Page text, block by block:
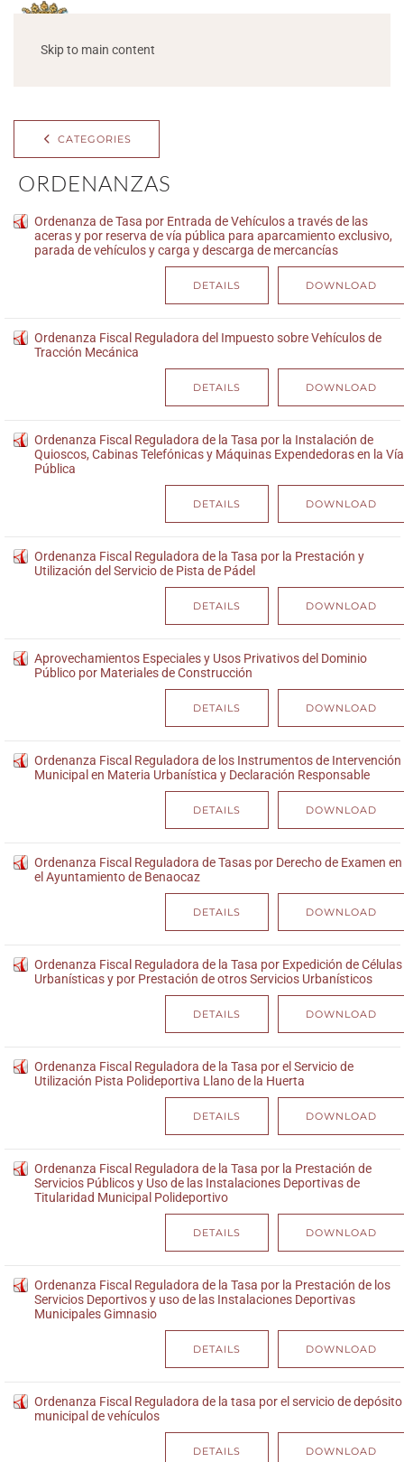
Skip to main content
CATEGORIES
ORDENANZAS
Ordenanza de Tasa por Entrada de Vehículos a través de las
aceras y por reserva de vía pública para aparcamiento exclusivo,
parada de vehículos y carga y descarga de mercancías
DOWNLOAD
DETAILS
Ordenanza Fiscal Reguladora del Impuesto sobre Vehículos de
Tracción Mecánica
DOWNLOAD
DETAILS
Ordenanza Fiscal Reguladora de la Tasa por la Instalación de
Quioscos, Cabinas Telefónicas y Máquinas Expendedoras en la Vía
Pública
DOWNLOAD
DETAILS
Ordenanza Fiscal Reguladora de la Tasa por la Prestación y
Utilización del Servicio de Pista de Pádel
DOWNLOAD
DETAILS
Aprovechamientos Especiales y Usos Privativos del Dominio
Público por Materiales de Construcción
DOWNLOAD
DETAILS
Ordenanza Fiscal Reguladora de los Instrumentos de Intervención
Municipal en Materia Urbanística y Declaración Responsable
DOWNLOAD
DETAILS
Ordenanza Fiscal Reguladora de Tasas por Derecho de Examen en
el Ayuntamiento de Benaocaz
DOWNLOAD
DETAILS
Ordenanza Fiscal Reguladora de la Tasa por Expedición de Células
Urbanísticas y por Prestación de otros Servicios Urbanísticos
DOWNLOAD
DETAILS
Ordenanza Fiscal Reguladora de la Tasa por el Servicio de
Utilización Pista Polideportiva Llano de la Huerta
DOWNLOAD
DETAILS
Ordenanza Fiscal Reguladora de la Tasa por la Prestación de
Servicios Públicos y Uso de las Instalaciones Deportivas de
Titularidad Municipal Polideportivo
DOWNLOAD
DETAILS
Ordenanza Fiscal Reguladora de la Tasa por la Prestación de los
Servicios Deportivos y uso de las Instalaciones Deportivas
Municipales Gimnasio
DOWNLOAD
DETAILS
Ordenanza Fiscal Reguladora de la tasa por el servicio de depósito
municipal de vehículos
DOWNLOAD
DETAILS